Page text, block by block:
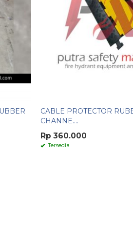
CABLE PROTECTOR
CHANNE....
Rp 360.000
Tersedia